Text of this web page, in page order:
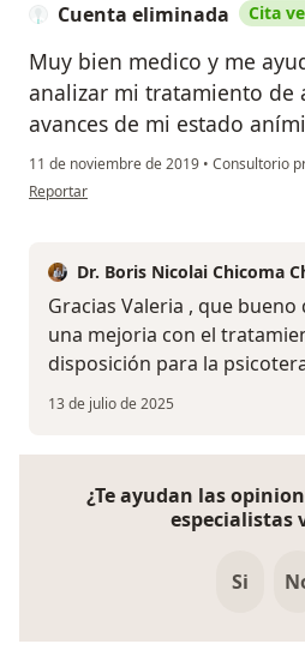
Cuenta eliminada Cita
Muy bien medico y me
analizar mi tratamiento de
avances de mi estado
11 de noviembre de 2019 • Consultorio
en opinión del usuario Cuenta eliminada
Reportar
Dr. Boris Nicolai Chicoma
Gracias Valeria , que
una mejoria con el
disposición para la
13 de julio de 2025
¿Te ayudan las
especialistas
Si